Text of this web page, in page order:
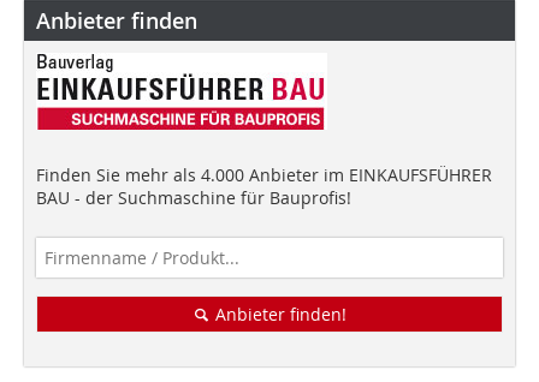
Anbieter finden
Finden Sie mehr als 4.000 Anbieter im EINKAUFSFÜHRER
BAU - der Suchmaschine für Bauprofis!
Anbieter finden!